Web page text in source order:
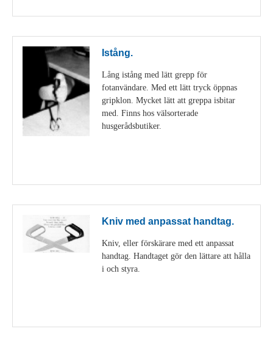
Istång.
Lång istång med lätt grepp för
fotanvändare. Med ett lätt tryck öppnas
gripklon. Mycket lätt att greppa isbitar
med. Finns hos välsorterade
husgerådsbutiker.
Kniv med anpassat handtag.
Kniv, eller förskärare med ett anpassat
handtag. Handtaget gör den lättare att hålla
i och styra.